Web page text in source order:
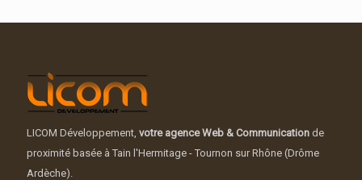
LICOM Développement, votre agence Web & Communication de
proximité basée à Tain l'Hermitage - Tournon sur Rhône (Drôme
Ardèche).